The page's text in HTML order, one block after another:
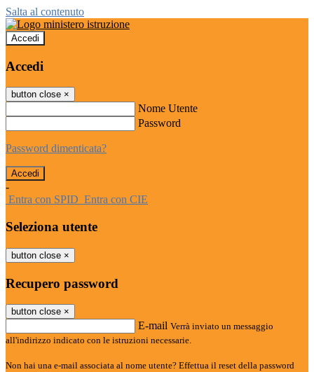
Salta al contenuto
Accedi
Accedi
button close ×
Nome Utente
Password
Password dimenticata?
-
Entra con SPID Entra con CIE
Seleziona utente
button close ×
Recupero password
button close ×
E-mail Verrà inviato un messaggio
all'indirizzo indicato con le istruzioni necessarie.
Non hai una e-mail associata al nome utente? Effettua il reset della password